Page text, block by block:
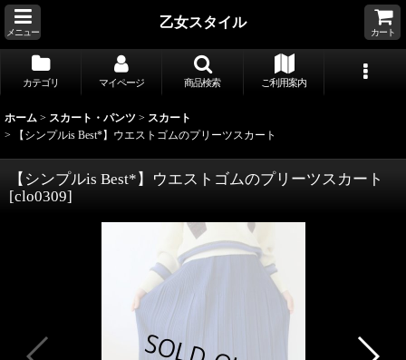
メニュー
乙女スタイル
カート
カテゴリ マイページ 商品検索 ご利用案内
ホーム > スカート・パンツ > スカート
>
【シンプルis Best*】ウエストゴムのプリーツスカート
【シンプルis Best*】ウエストゴムのプリーツスカート
[clo0309]